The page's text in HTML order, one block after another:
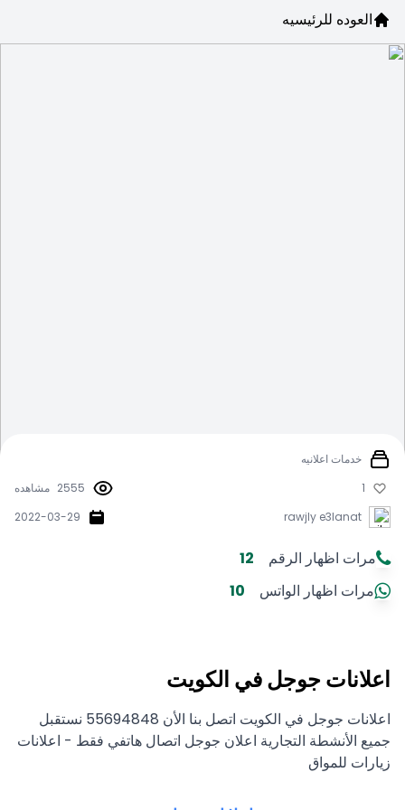
العوده للرئيسيه
خدمات اعلانيه
1
2555 مشاهده
rawjly e3lanat
2022-03-29
مرات اظهار الرقم
12
مرات اظهار الواتس
10
اعلانات جوجل في الكويت
اعلانات جوجل في الكويت اتصل بنا الأن 55694848 نستقبل
جميع الأنشطة التجارية اعلان جوجل اتصال هاتفي فقط - اعلانات
زيارات للمواق